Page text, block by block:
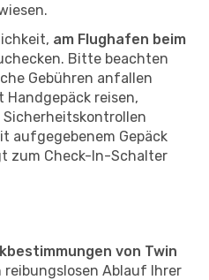
am Flughafen beim
Bitte beachten
Gebühren anfallen
Handgepäck reisen,
aufgegebenem Gepäck
zum Check-In-Schalter
von Twin
reibungslosen Ablauf Ihrer